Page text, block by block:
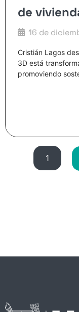
de
16 de
Cristián Lagos
3D está
promoviendo
1